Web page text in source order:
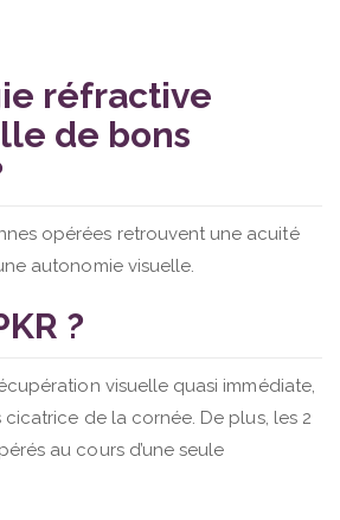
réfractive
de bons
opérées retrouvent une acuité
autonomie visuelle.
?
visuelle quasi immédiate,
de la cornée. De plus, les 2
au cours d’une seule